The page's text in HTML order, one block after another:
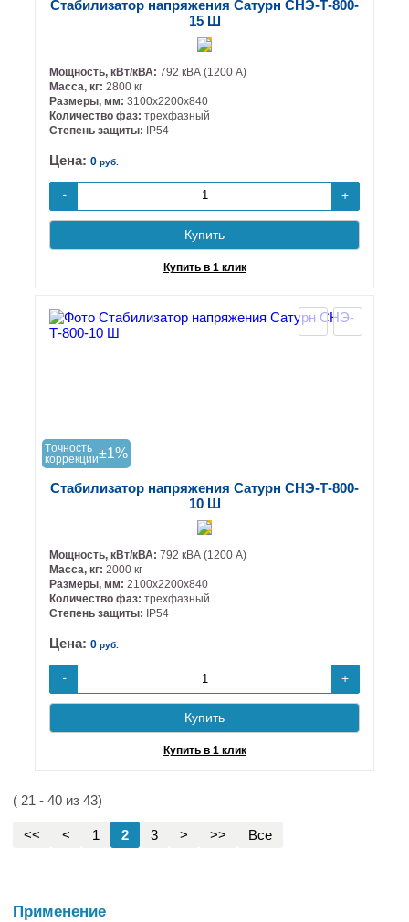
Стабилизатор напряжения Сатурн СНЭ-Т-800-
15 Ш
Мощность, кВт/кВА: 792 кВА (1200 А)
Масса, кг: 2800 кг
Размеры, мм: 3100х2200х840
Количество фаз: трехфазный
Степень защиты: IP54
Цена: 0 руб.
- +
Купить
Купить в 1 клик
Tочность
коррекции±1%
Стабилизатор напряжения Сатурн СНЭ-Т-800-
10 Ш
Мощность, кВт/кВА: 792 кВА (1200 А)
Масса, кг: 2000 кг
Размеры, мм: 2100х2200х840
Количество фаз: трехфазный
Степень защиты:
IP54
Цена: 0 руб.
- +
Купить
Купить в 1 клик
( 21 - 40 из 43)
<< < 1 2 3 > >> Все
Применение